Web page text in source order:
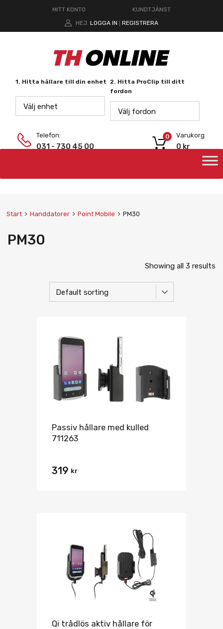
MITT KONTO
KUNDTJÄNST
HEJ. LOGGA IN REGISTRERA
1. Hitta hållare till din enhet
Välj enhet
2. Hitta ProClip till ditt
fordon
Välj fordon
Telefon:
031 - 730 45 00
Varukorg
0 kr
0
Start Handdatorer Point Mobile PM30
PM30
Showing all 3 results
Passiv hållare med kulled
711263
319 kr
Qi trådlös aktiv hållare för